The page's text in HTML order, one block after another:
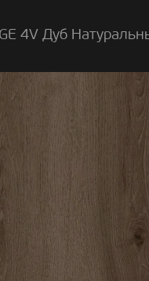
4V Дуб